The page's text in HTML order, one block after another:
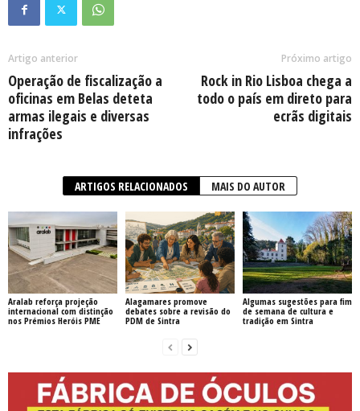
Artigo anterior
Operação de fiscalização a
oficinas em Belas deteta
armas ilegais e diversas
infrações
Próximo artigo
Rock in Rio Lisboa chega a
todo o país em direto para
ecrãs digitais
ARTIGOS RELACIONADOS MAIS DO AUTOR
Aralab reforça projeção
internacional com distinção
nos Prémios Heróis PME
Alagamares promove
debates sobre a revisão do
PDM de Sintra
Algumas sugestões para fim
de semana de cultura e
tradição em Sintra